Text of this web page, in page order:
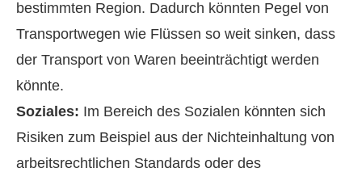
bestimmten Region. Dadurch könnten Pegel von
Transportwegen wie Flüssen so weit sinken, dass
der Transport von Waren beeinträchtigt werden
könnte.
Soziales: Im Bereich des Sozialen könnten sich
Risiken zum Beispiel aus der Nichteinhaltung von
arbeitsrechtlichen Standards oder des